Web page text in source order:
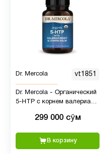
Витамин
2
Гиалуроновая
Гинкго
Билоба
1
Детская
омега 3
1
Dr. Mercola vt1851
Dr. Mercola - Органический
5-HTP с корнем валерианы
299 000 сӯм
В корзину